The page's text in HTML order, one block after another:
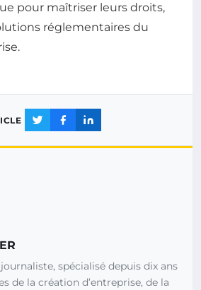
pour maîtriser leurs droits,
réglementaires du
spécialisé depuis dix ans
de la création d’entreprise, de la